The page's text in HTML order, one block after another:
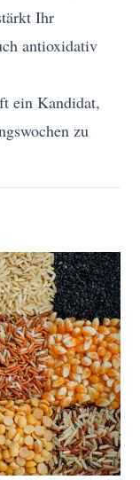
Ihr
antioxidativ
ein Kandidat,
zu